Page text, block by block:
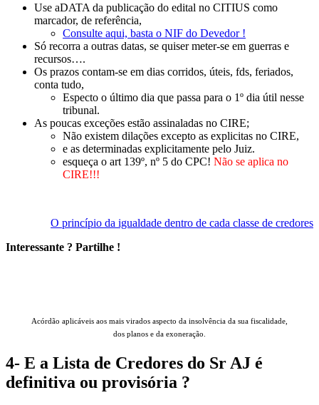
Use aDATA da publicação do edital no CITIUS como
marcador, de referência,
Consulte aqui, basta o NIF do Devedor !
Só recorra a outras datas, se quiser meter-se em guerras e
recursos….
Os prazos contam-se em dias corridos, úteis, fds, feriados,
conta tudo,
Especto o último dia que passa para o 1º dia útil nesse
tribunal.
As poucas exceções estão assinaladas no CIRE;
Não existem dilações excepto as explicitas no CIRE,
e as determinadas explicitamente pelo Juiz.
esqueça o art 139º, nº 5 do CPC! Não se aplica no
CIRE!!!
O princípio da igualdade dentro de cada classe de credores
Interessante ? Partilhe !
Acórdão aplicáveis aos mais virados aspecto da insolvência da sua fiscalidade,
dos planos e da exoneração.
4- E a Lista de Credores do Sr AJ é
definitiva ou provisória ?